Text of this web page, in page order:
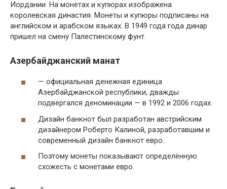
Иордании. На монетах и купюрах изображена
королевская династия. Монеты и купюры подписаны на
английском и арабском языках. В 1949 года года динар
пришел на смену Палестинскому фунт.
Азербайджанский манат
— официальная денежная единица
Азербайджанской республики, дважды
подвергался деноминации — в 1992 и 2006 годах.
Дизайн банкнот был разработан австрийским
дизайнером Роберто Калиной, разработавшим и
современный дизайн банкнот евро.
Поэтому монеты показывают определённую
схожесть с монетами евро.